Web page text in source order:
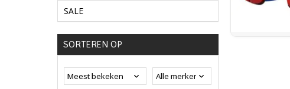
SALE
SORTEREN OP